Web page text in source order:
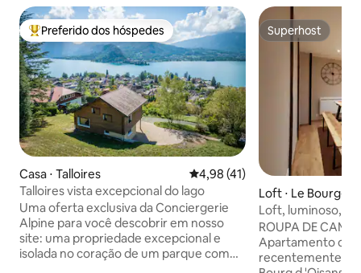
Entre os melhores preferidos dos hóspedes
Preferido dos hóspedes
Casa ⋅ Talloires 4,98 de uma avaliação média
4,98 (41)
Talloires vista excepcional do lago
Uma oferta exclusiva da Conciergerie
Alpine para você descobrir em nosso
site: uma propriedade excepcional e
isolada no coração de um parque com
Superhost
Superhost
Loft ⋅ Le Bourg-
Loft, luminoso,
pequena varanda
ROUPA DE
Apartamento
recentemente